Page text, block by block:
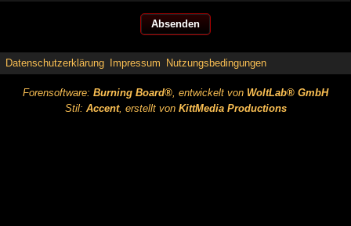
Datenschutzerklärung Impressum Nutzungsbedingungen
Forensoftware: Burning Board®, entwickelt von WoltLab® GmbH
Stil: Accent, erstellt von KittMedia Productions